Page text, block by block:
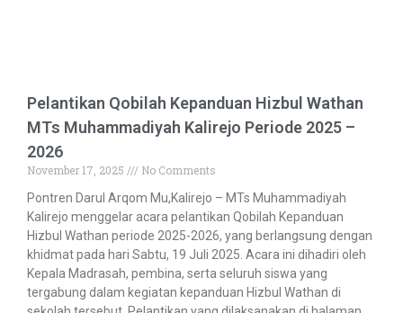
Pelantikan Qobilah Kepanduan Hizbul Wathan
MTs Muhammadiyah Kalirejo Periode 2025 –
2026
November 17, 2025
No Comments
Pontren Darul Arqom Mu,Kalirejo – MTs Muhammadiyah
Kalirejo menggelar acara pelantikan Qobilah Kepanduan
Hizbul Wathan periode 2025-2026, yang berlangsung dengan
khidmat pada hari Sabtu, 19 Juli 2025. Acara ini dihadiri oleh
Kepala Madrasah, pembina, serta seluruh siswa yang
tergabung dalam kegiatan kepanduan Hizbul Wathan di